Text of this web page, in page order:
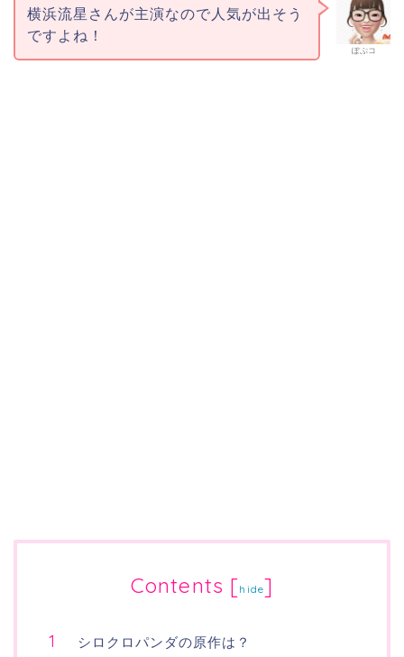
ぽぷコ
横浜流星さんが主演なので人気が出そう
ですよね！
Contents [hide]
シロクロパンダの原作は？